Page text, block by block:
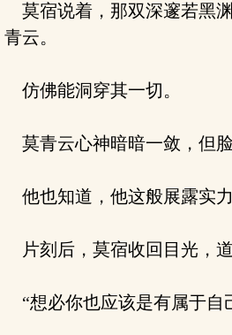
莫宿说着，那双深邃若黑
青云。
仿佛能洞穿其一切。
莫青云心神暗暗一敛，但脸
他也知道，他这般展露实力
片刻后，莫宿收回目光，道
“想必你也应该是有属于自